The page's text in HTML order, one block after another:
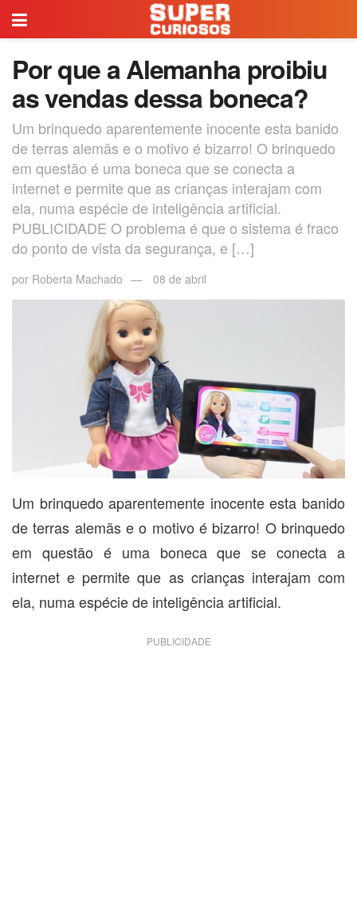
Por que a Alemanha proibiu
as vendas dessa boneca?
Um brinquedo aparentemente inocente esta banido
de terras alemãs e o motivo é bizarro! O brinquedo
em questão é uma boneca que se conecta a
internet e permite que as crianças interajam com
ela, numa espécie de inteligência artificial.
PUBLICIDADE O problema é que o sistema é fraco
do ponto de vista da segurança, e […]
por Roberta Machado 08 de abril
Um brinquedo aparentemente inocente esta banido
de terras alemãs e o motivo é bizarro! O brinquedo
em questão é uma boneca que se conecta a
internet e permite que as crianças interajam com
ela, numa espécie de inteligência artificial.
PUBLICIDADE